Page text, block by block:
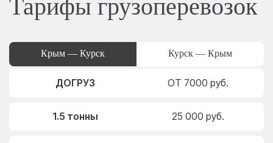
Тарифы грузоперевозок
Крым — Курск Курск — Крым
ДОГРУЗ ОТ 7000 руб.
1.5 тонны 25 000 руб.